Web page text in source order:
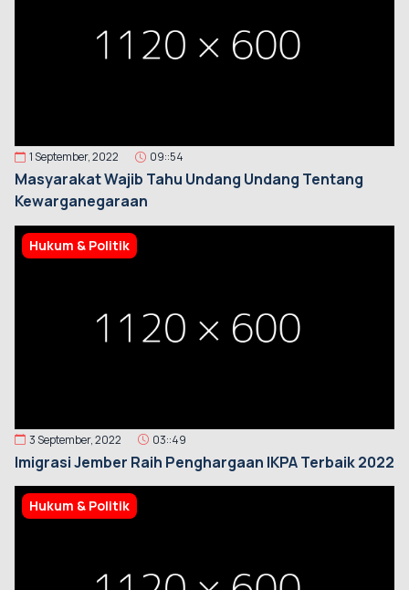
1 September, 2022 09::54
Masyarakat Wajib Tahu Undang Undang Tentang
Kewarganegaraan
Hukum & Politik
3 September, 2022 03::49
Imigrasi Jember Raih Penghargaan IKPA Terbaik 2022
Hukum & Politik